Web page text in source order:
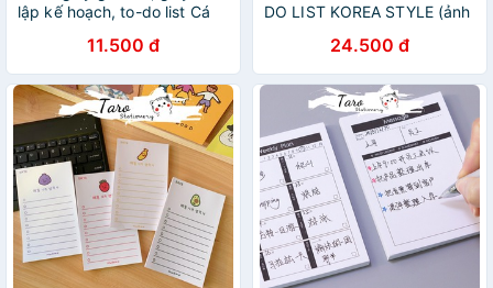
lập kế hoạch, to-do list Cá
11.500 đ
DO LIST KOREA STYLE (ảnh
24.500 đ